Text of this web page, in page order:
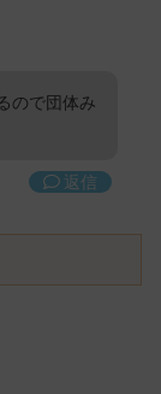
ので団体み
返信